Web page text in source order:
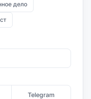
дело
Telegram